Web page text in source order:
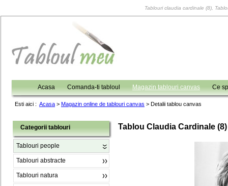
Tablouri claudia cardinale (8),
Acasa Comanda-ti tabloul Magazin tablouri canvas Ce
Esti aici : Acasa > Magazin online de tablouri canvas > Detalii tablou canvas
Categorii tablouri
Tablouri people
Tablouri abstracte
Tablouri natura
Tablou Claudia Cardinale (8)